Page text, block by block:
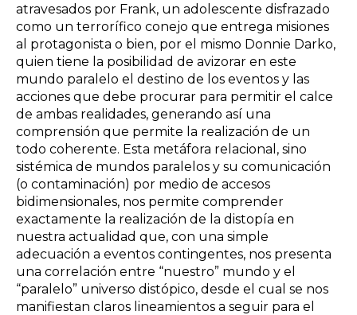
atravesados por Frank, un adolescente disfrazado
como un terrorífico conejo que entrega misiones
al protagonista o bien, por el mismo Donnie Darko,
quien tiene la posibilidad de avizorar en este
mundo paralelo el destino de los eventos y las
acciones que debe procurar para permitir el calce
de ambas realidades, generando así una
comprensión que permite la realización de un
todo coherente. Esta metáfora relacional, sino
sistémica de mundos paralelos y su comunicación
(o contaminación) por medio de accesos
bidimensionales, nos permite comprender
exactamente la realización de la distopía en
nuestra actualidad que, con una simple
adecuación a eventos contingentes, nos presenta
una correlación entre “nuestro” mundo y el
“paralelo” universo distópico, desde el cual se nos
manifiestan claros lineamientos a seguir para el